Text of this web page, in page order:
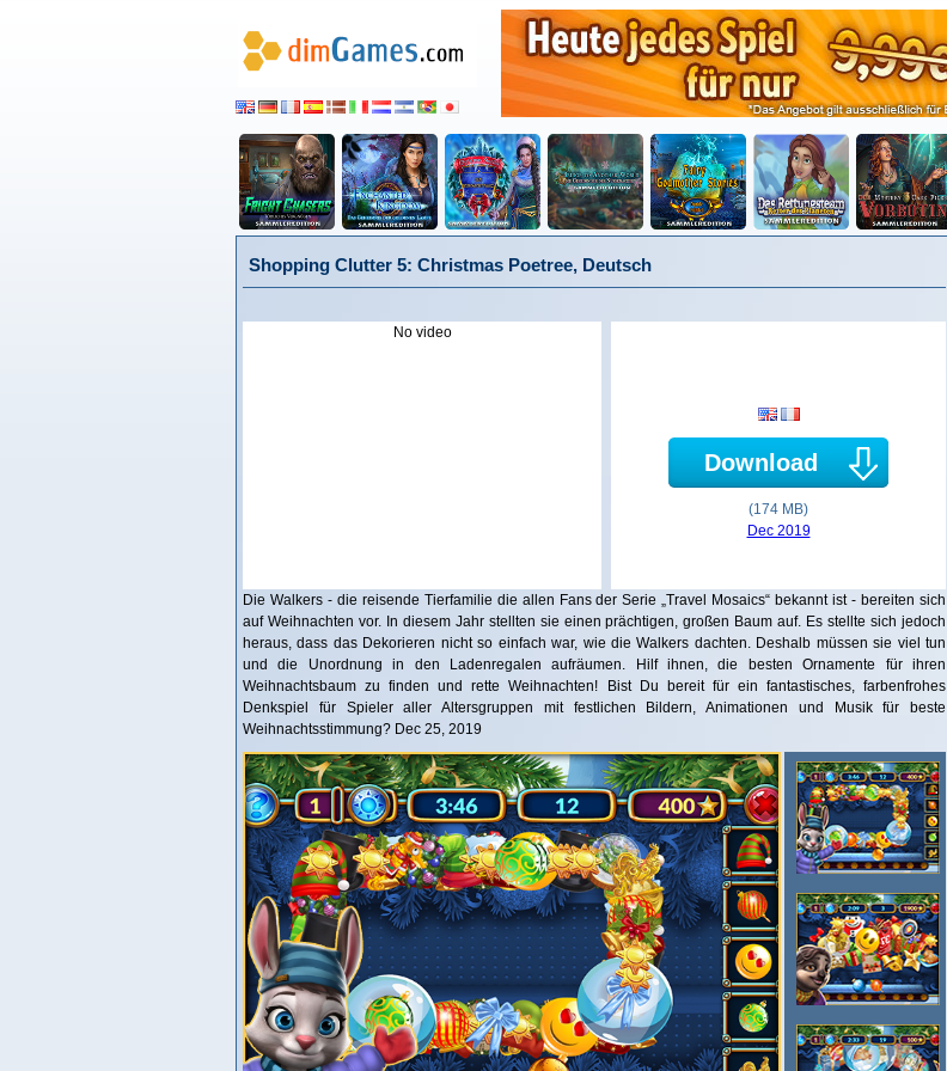
Shopping Clutter 5: Christmas Poetree, Deutsch
No video
Download
(174 MB)
Dec 2019
Die Walkers - die reisende Tierfamilie die allen Fans der Serie „Travel Mosaics“ bekannt ist - bereiten sich
auf Weihnachten vor. In diesem Jahr stellten sie einen prächtigen, großen Baum auf. Es stellte sich jedoch
heraus, dass das Dekorieren nicht so einfach war, wie die Walkers dachten. Deshalb müssen sie viel tun
und die Unordnung in den Ladenregalen aufräumen. Hilf ihnen, die besten Ornamente für ihren
Weihnachtsbaum zu finden und rette Weihnachten! Bist Du bereit für ein fantastisches, farbenfrohes
Denkspiel für Spieler aller Altersgruppen mit festlichen Bildern, Animationen und Musik für beste
Weihnachtsstimmung? Dec 25, 2019